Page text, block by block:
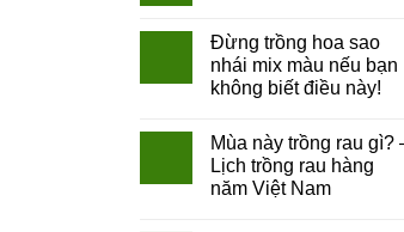
Đừng trồng hoa sao
nhái mix màu nếu bạn
không biết điều này!
Mùa này trồng rau gì?
Lịch trồng rau hàng
năm Việt Nam